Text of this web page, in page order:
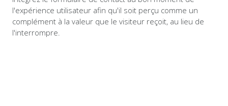
l'expérience utilisateur afin qu'il soit perçu comme un
complément à la valeur que le visiteur reçoit, au lieu de
l'interrompre.